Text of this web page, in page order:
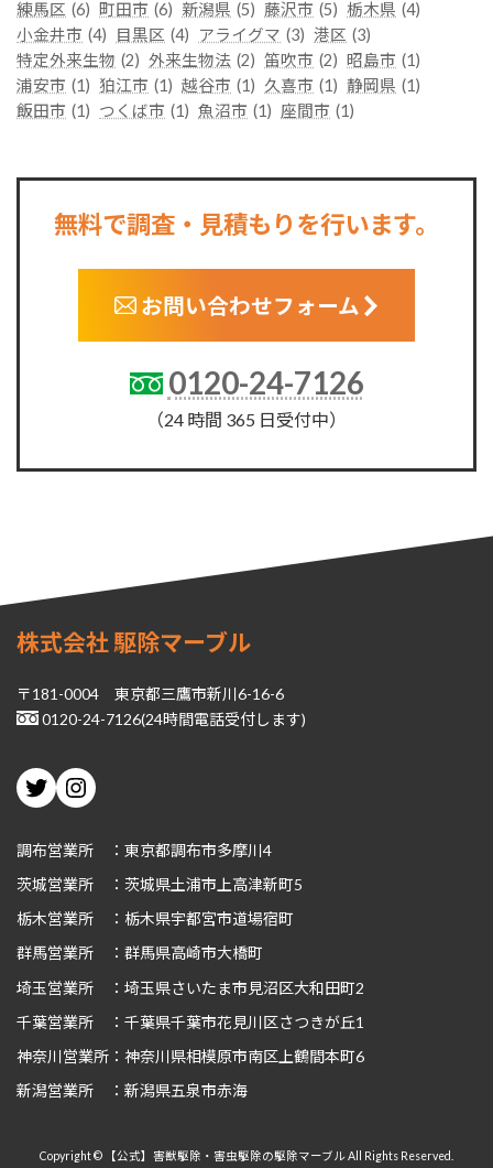
練馬区 (6) 町田市 (6) 新潟県 (5) 藤沢市 (5) 栃木県 (4)
小金井市 (4) 目黒区 (4) アライグマ (3) 港区 (3)
特定外来生物 (2) 外来生物法 (2) 笛吹市 (2) 昭島市 (1)
浦安市 (1) 狛江市 (1) 越谷市 (1) 久喜市 (1) 静岡県 (1)
飯田市 (1) つくば市 (1) 魚沼市 (1) 座間市 (1)
無料で調査・見積もりを行います。
お問い合わせフォーム
0120-24-7126
（24 時間 365 日受付中）
株式会社 駆除マーブル
〒181-0004 東京都三鷹市新川6-16-6
0120-24-7126(24時間電話受付します)
TwitterInstagram
調布営業所 ：東京都調布市多摩川4
茨城営業所 ：茨城県土浦市上高津新町5
栃木営業所 ：栃木県宇都宮市道場宿町
群馬営業所 ：群馬県高崎市大橋町
埼玉営業所 ：埼玉県さいたま市見沼区大和田町2
千葉営業所 ：千葉県千葉市花見川区さつきが丘1
神奈川営業所：神奈川県相模原市南区上鶴間本町6
新潟営業所 ：新潟県五泉市赤海
Copyright © 【公式】害獣駆除・害虫駆除の駆除マーブル All Rights Reserved.